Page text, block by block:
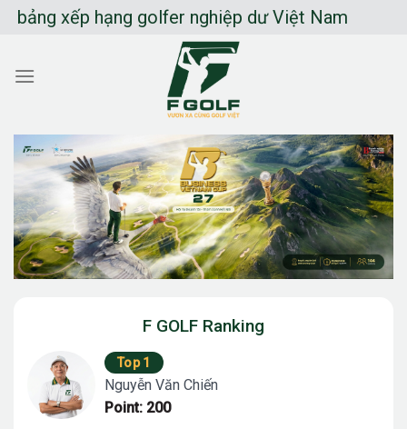
Chuyển
dung
xếp hạng golfer nghiệp dư Việt Nam
F GOLF Ranking
Top 1
Nguyễn Văn Chiến
Point: 200